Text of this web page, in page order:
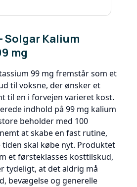
Solgar Kalium
mg
99 mg fremstår som et
til voksne, der ønsker et
til en i forvejen varieret kost.
indhold på 99 mg kalium
beholder med 100
at skabe en fast rutine,
tiden skal købe nyt. Produktet
et førsteklasses kosttilskud,
tydeligt, at det aldrig må
bevægelse og generelle